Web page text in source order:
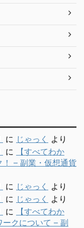
に じゃっく
より
に
【すべてわか
！ – 副業・仮想通貨
に じゃっく
より
に じゃっく
より
に
【すべてわか
クについて – 副